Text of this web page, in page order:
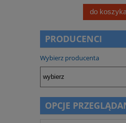
do
PRODUCENCI
Wybierz producenta
OPCJE